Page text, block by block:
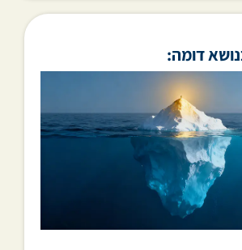
דומה: